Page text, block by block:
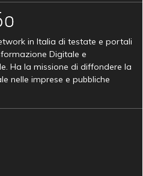
in Italia di testate e portali
Digitale e
Ha la missione di diffondere la
nelle imprese e pubbliche